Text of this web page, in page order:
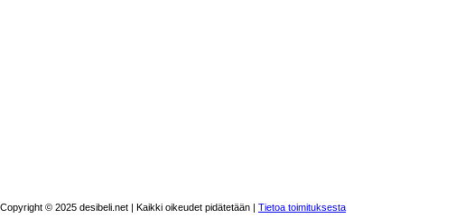
Copyright © 2025 desibeli.net | Kaikki oikeudet pidätetään | Tietoa toimituksesta